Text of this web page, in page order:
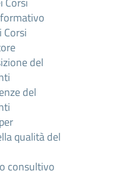
del
del
qualità del
consultivo